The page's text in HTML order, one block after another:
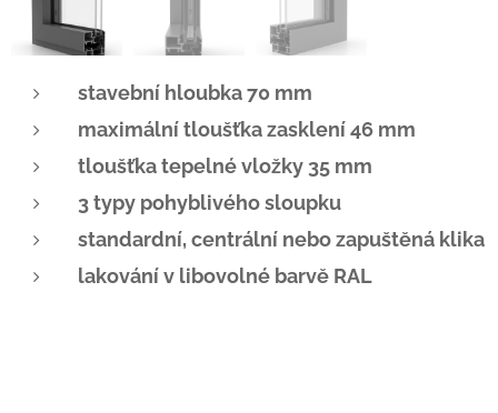
stavební hloubka 70 mm
maximální tloušťka zasklení 46 mm
tloušťka tepelné vložky 35 mm
3 typy pohyblivého sloupku
standardní, centrální nebo zapuštěná klika
lakování v libovolné barvě RAL